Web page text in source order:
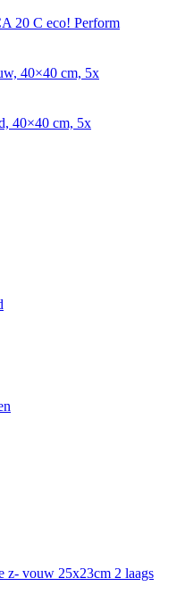
20 C eco! Perform
40×40 cm, 5x
40×40 cm, 5x
z- vouw 25x23cm 2 laags